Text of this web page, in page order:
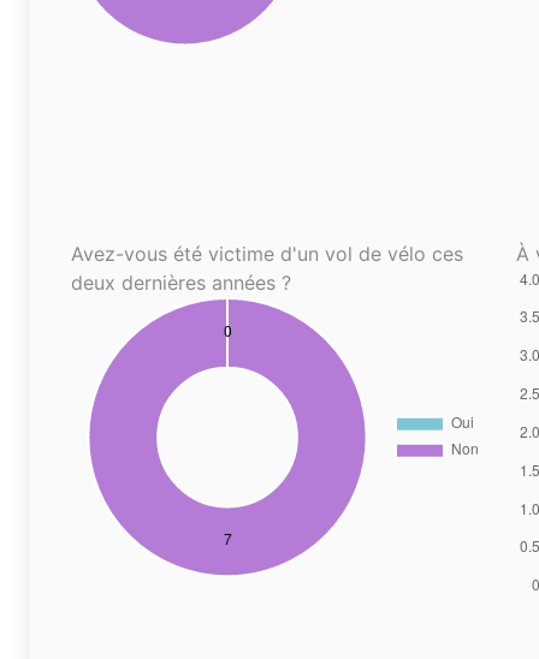
Avez-vous été victime d'un vol de vélo ces
deux dernières années ?
À